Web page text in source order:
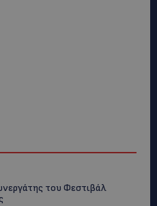
του Φεστιβάλ